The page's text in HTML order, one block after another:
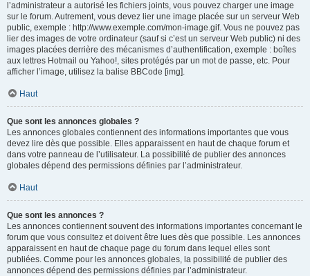
l’administrateur a autorisé les fichiers joints, vous pouvez charger une image
sur le forum. Autrement, vous devez lier une image placée sur un serveur Web
public, exemple : http://www.exemple.com/mon-image.gif. Vous ne pouvez pas
lier des images de votre ordinateur (sauf si c’est un serveur Web public) ni des
images placées derrière des mécanismes d’authentification, exemple : boîtes
aux lettres Hotmail ou Yahoo!, sites protégés par un mot de passe, etc. Pour
afficher l’image, utilisez la balise BBCode [img].
Haut
Que sont les annonces globales ?
Les annonces globales contiennent des informations importantes que vous
devez lire dès que possible. Elles apparaissent en haut de chaque forum et
dans votre panneau de l’utilisateur. La possibilité de publier des annonces
globales dépend des permissions définies par l’administrateur.
Haut
Que sont les annonces ?
Les annonces contiennent souvent des informations importantes concernant le
forum que vous consultez et doivent être lues dès que possible. Les annonces
apparaissent en haut de chaque page du forum dans lequel elles sont
publiées. Comme pour les annonces globales, la possibilité de publier des
annonces dépend des permissions définies par l’administrateur.